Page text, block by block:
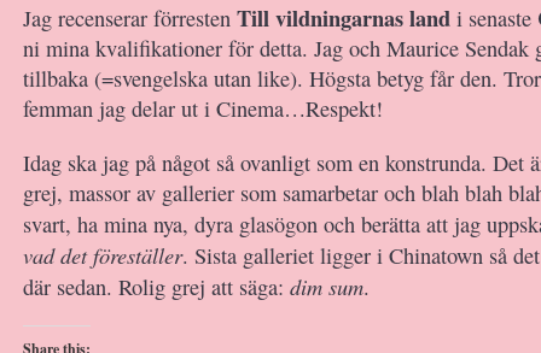
Jag recenserar förresten Till vildningarnas land i senaste
ni mina kvalifikationer för detta. Jag och Maurice Sendak
tillbaka (=svengelska utan like). Högsta betyg får den.
femman jag delar ut i Cinema…Respekt!
Idag ska jag på något så ovanligt som en konstrunda. Det
grej, massor av gallerier som samarbetar och blah blah
svart, ha mina nya, dyra glasögon och berätta att jag
vad det föreställer. Sista galleriet ligger i Chinatown så
där sedan. Rolig grej att säga: dim sum.
Share this: